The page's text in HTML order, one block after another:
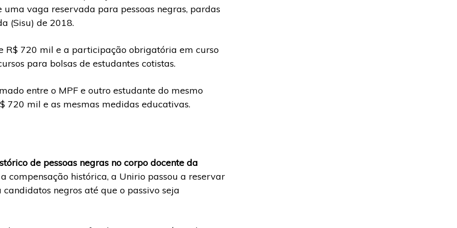
vaga reservada para pessoas negras, pardas
(Sisu) de 2018.
R$ 720 mil e a participação obrigatória em curso
para bolsas de estudantes cotistas.
entre o MPF e outro estudante do mesmo
720 mil e as mesmas medidas educativas.
de pessoas negras no corpo docente da
compensação histórica, a Unirio passou a reservar
negros até que o passivo seja